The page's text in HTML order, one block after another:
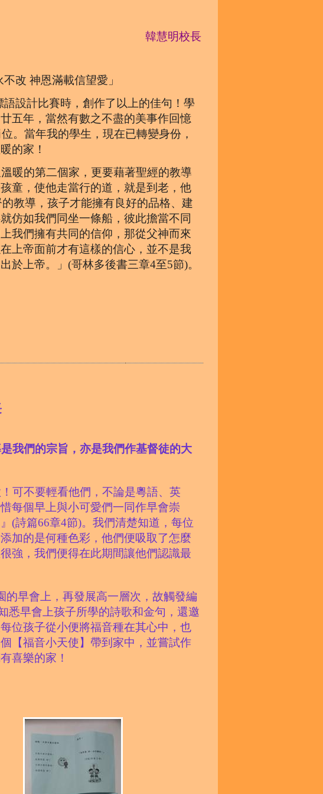
韓慧明校長
改 神恩滿載信望愛」
設計比賽時，創作了以上的佳句！學
五年，當然有數之不盡的美事作回憶
。當年我的學生，現在已轉變身份，
的家！
暖的第二個家，更要藉著聖經的教導
童，使他走當行的道，就是到老，他
教導，孩子才能擁有良好的品格、建
仿如我們同坐一條船，彼此擔當不同
我們擁有共同的信仰，那從父神而來
上帝面前才有這樣的信心，並不是我
於上帝。」(哥林多後書三章4至5節)。
我們的宗旨，亦是我們作基督徒的大
可不要輕看他們，不論是粵語、英
每個早上與小可愛們一同作早會崇
』(詩篇66章4節)。我們清楚知道，每位
加的是何種色彩，他們便吸取了怎麼
強 ，我們便得在此期間讓他們認識最
的早會上，再發展高一層次，故觸發編
悉早會上孩子所學的詩歌和金句，還邀
位孩子從小便將福音種在其心中，也
【福音小天使】帶到家中，並嘗試作
喜樂的家！